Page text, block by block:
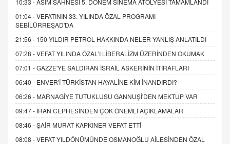
10:33 -ASIM SAHNESİ 5. DÖNEM SİNEMA ATÖLYESİ TAMAMLANDI
01:04 -VEFATININ 33. YILINDA ÖZAL PROGRAMI
SEBİLÜRREŞAD'DA
21:56 - 150 YILDIR PETROL HAKKINDA NELER YANLIŞ ANLATILDI
07:28 -VEFAT YILINDA ÖZAL'I LİBERALİZM ÜZERİNDEN OKUMAK
07:01 -GAZZE'YE SALDIRAN İSRAİL ASKERİNİN İTİRAFLARI
06:40 - ENVER'İ TÜRKİSTAN HAYALİNE KİM İNANDIRDI?
06:26 - MARNAGİYE TUTUKLUSU GANNUŞİ'DEN MEKTUP VAR
09:47 - İRAN CEPHESİNDEN ÇOK ÖNEMLİ AÇIKLAMALAR
08:46 -ŞAİR MURAT KAPKINER VEFAT ETTİ
08:08 -VEFAT YILDÖNÜMÜNDE OSMANOĞLU AİLESİNDEN ÖZAL